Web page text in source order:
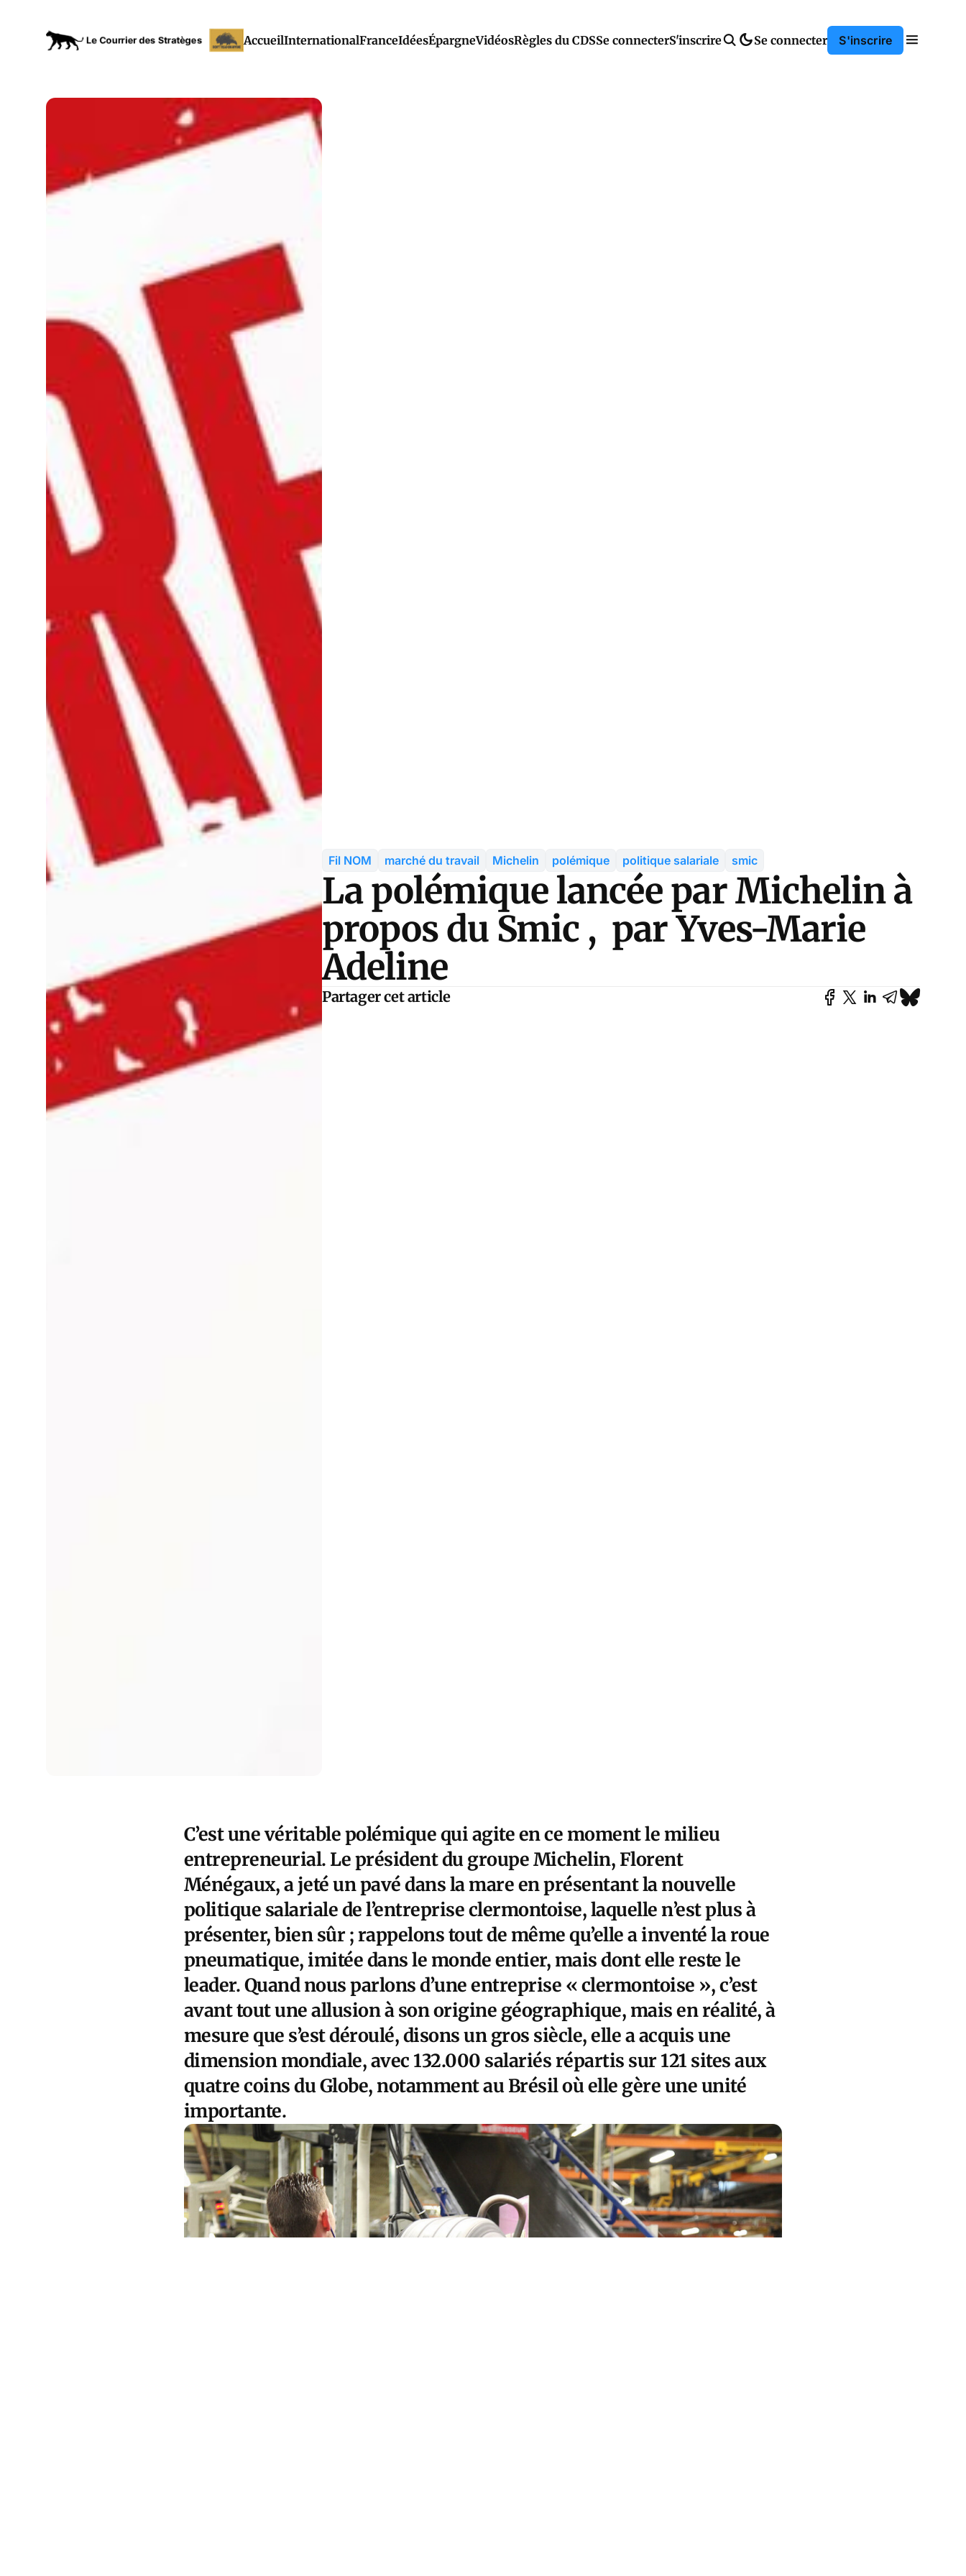
AccueilInternationalFranceIdéesÉpargneVidéosRègles du CDSSe connecterS'inscrire Se connecter S'inscrire
Fil NOM marché du travail Michelin polémique politique salariale smic
La polémique lancée par Michelin à
propos du Smic , par Yves-Marie
Adeline
Partager cet article
C’est une véritable polémique qui agite en ce moment le milieu
entrepreneurial. Le président du groupe Michelin, Florent
Ménégaux, a jeté un pavé dans la mare en présentant la nouvelle
politique salariale de l’entreprise clermontoise, laquelle n’est plus à
présenter, bien sûr ; rappelons tout de même qu’elle a inventé la roue
pneumatique, imitée dans le monde entier, mais dont elle reste le
leader. Quand nous parlons d’une entreprise « clermontoise », c’est
avant tout une allusion à son origine géographique, mais en réalité, à
mesure que s’est déroulé, disons un gros siècle, elle a acquis une
dimension mondiale, avec 132.000 salariés répartis sur 121 sites aux
quatre coins du Globe, notamment au Brésil où elle gère une unité
importante.